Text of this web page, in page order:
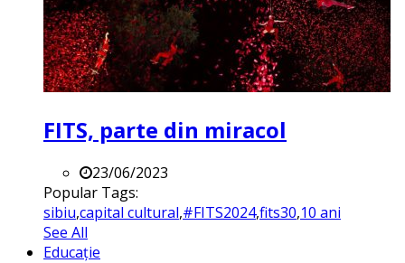
FITS, parte din miracol
23/06/2023
Popular Tags:
sibiu,capital cultural,#FITS2024,fits30,10 ani
See All
Educație